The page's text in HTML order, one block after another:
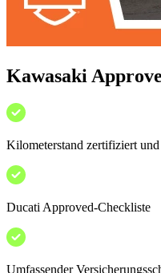
Kawasaki
Kilometerstand zertifiziert
Ducati Approved-Checkliste
Umfassender